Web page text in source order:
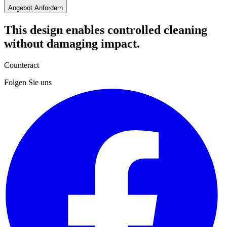
Angebot Anfordern
This design enables controlled cleaning
without damaging impact.
Counteract
Folgen Sie uns